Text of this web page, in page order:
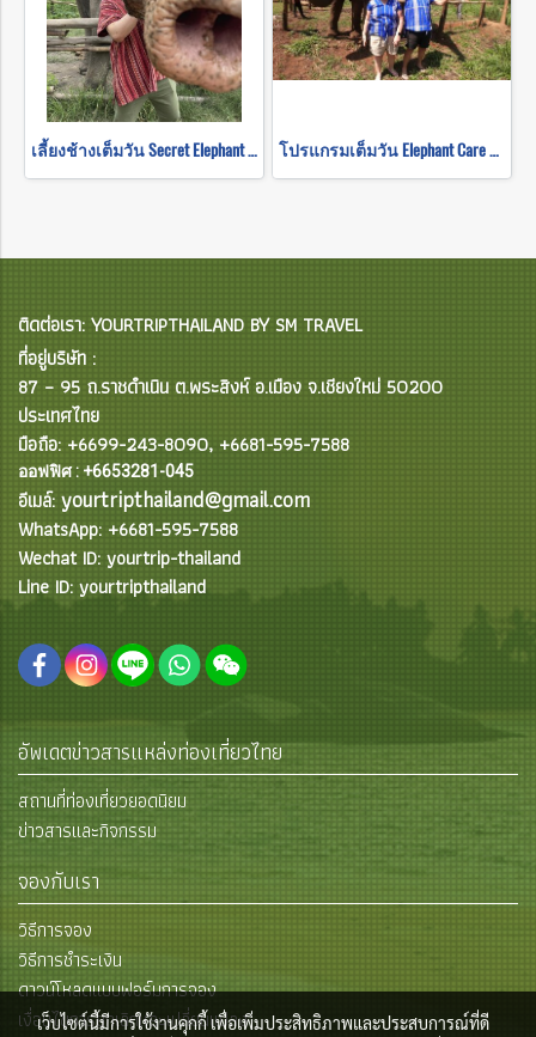
เลี้ยงช้างเต็มวัน Secret Elephant Sanctuary โปรแกรมเต็มวัน Elephant Care + Baan Den Temple and Sticky waterfall Program B(ไม่ขี่ช้าง)
ติดต่อเรา: YOURTRIPTHAILAND BY SM TRAVEL
ที่อยู่บริษัท :
87 – 95 ถ.ราชดำเนิน ต.พระสิงห์ อ.เมือง จ.เชียงใหม่ 50200
ประเทศไทย
มือถือ: +6699-243-8090, +6681-595-7588
ออฟฟิศ : +6653281-045
อีเมล์: yourtripthailand@gmail.com
WhatsApp: +6681-595-7588
Wechat ID: yourtrip-thailand
Line ID: yourtripthailand
อัพเดตข่าวสารแหล่งท่องเที่ยวไทย
สถานที่ท่องเที่ยวยอดนิยม
ข่าวสารและกิจกรรม
จองกับเรา
วิธีการจอง
วิธีการชำระเงิน
ดาวน์โหลดแบบฟอร์มการจอง
เงื่อนไขการยกเลิกและเปลี่ยนแปลง
เว็บไซต์นี้มีการใช้งานคุกกี้ เพื่อเพิ่มประสิทธิภาพและประสบการณ์ที่ดี